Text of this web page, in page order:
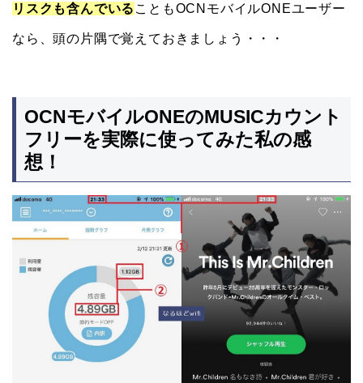
リスクも含んでいる こともOCNモバイルONEユーザー
なら、頭の片隅で覚えておきましょう・・・
OCNモバイルONEのMUSICカウント
フリーを実際に使ってみた私の感
想！